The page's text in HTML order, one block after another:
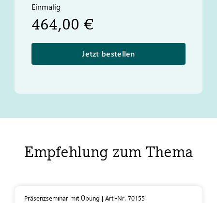
Einmalig
464,00 €
Jetzt bestellen
Empfehlung zum Thema
Präsenzseminar mit Übung | Art.-Nr. 70155